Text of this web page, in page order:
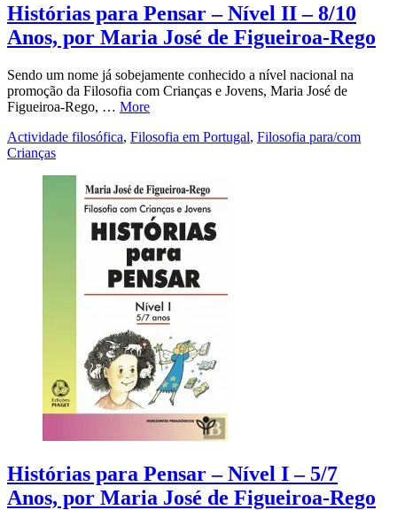
Histórias para Pensar – Nível II – 8/10
Anos, por Maria José de Figueiroa-Rego
Sendo um nome já sobejamente conhecido a nível nacional na
promoção da Filosofia com Crianças e Jovens, Maria José de
Figueiroa-Rego, … More
Actividade filosófica, Filosofia em Portugal, Filosofia para/com
Crianças
Histórias para Pensar – Nível I – 5/7
Anos, por Maria José de Figueiroa-Rego